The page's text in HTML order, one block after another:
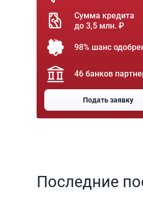
Сумма кредита
до 3,5 млн. ₽
98% шанс
46 банков
Подать заявку
Последние